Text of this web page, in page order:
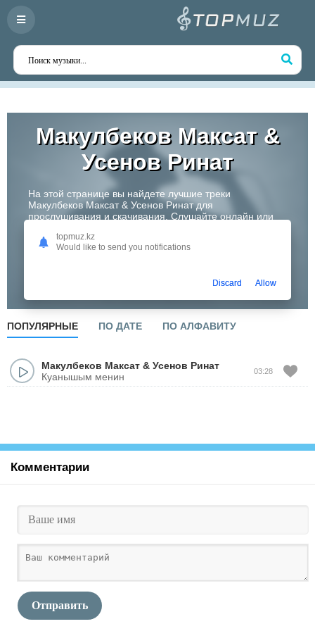
Макулбеков Максат &
Усенов Ринат
На этой странице вы найдете лучшие треки
Макулбеков Максат & Усенов Ринат для
прослушивания и скачивания. Слушайте онлайн или
Откройте для себя творчество одного из самых
перспективных артистов Казахстана!
ПОПУЛЯРНЫЕ ПО ДАТЕ ПО АЛФАВИТУ
Макулбеков Максат & Усенов Ринат
Куанышым менин
03:28
Комментарии
Отправить
topmuz.kz
Would like to send you notifications
Discard Allow